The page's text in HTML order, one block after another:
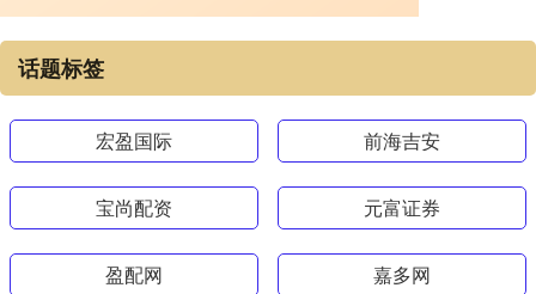
话题标签
宏盈国际 前海吉安
宝尚配资 元富证券
盈配网 嘉多网